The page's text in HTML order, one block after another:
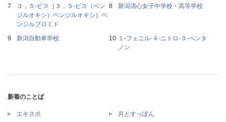
３，５‐ビス［３，５‐ビス（ベン
ジルオキシ）ベンジルオキシ］ベ
ンジルブロミド
新潟清心女子中学校・高等学校
新潟自動車学校
１‐フェニル‐４‐ニトロ‐３‐ペンタ
ノン
新着のことば
エキスポ 月とすっぽん